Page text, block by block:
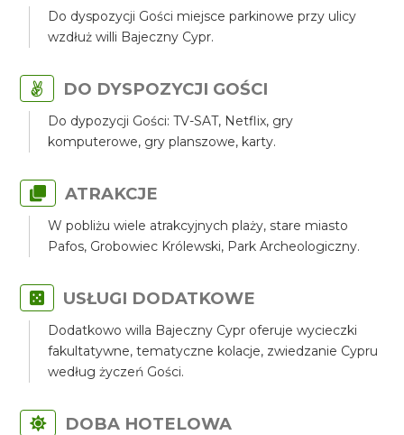
Do dyspozycji Gości miejsce parkinowe przy ulicy
wzdłuż willi Bajeczny Cypr.
DO DYSPOZYCJI GOŚCI
Do dypozycji Gości: TV-SAT, Netflix, gry
komputerowe, gry planszowe, karty.
ATRAKCJE
W pobliżu wiele atrakcyjnych plaży, stare miasto
Pafos, Grobowiec Królewski, Park Archeologiczny.
USŁUGI DODATKOWE
Dodatkowo willa Bajeczny Cypr oferuje wycieczki
fakultatywne, tematyczne kolacje, zwiedzanie Cypru
według życzeń Gości.
DOBA HOTELOWA